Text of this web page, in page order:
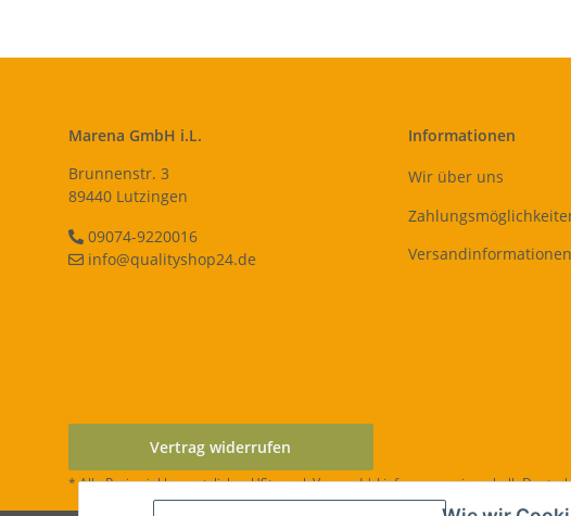
Marena GmbH i.L.
Brunnenstr. 3
89440 Lutzingen
09074-9220016
info@qualityshop24.de
Informationen
Wir über uns
Versandinformationen
Vertrag widerrufen
* Alle Preise inkl. gesetzlicher USt., zzgl.Versand| Lieferung nur innerhalb